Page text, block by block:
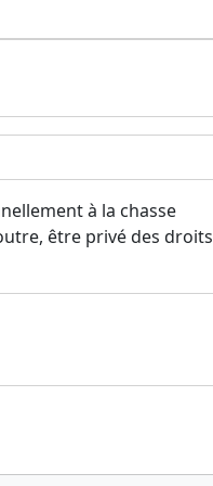
à la chasse
être privé des droits